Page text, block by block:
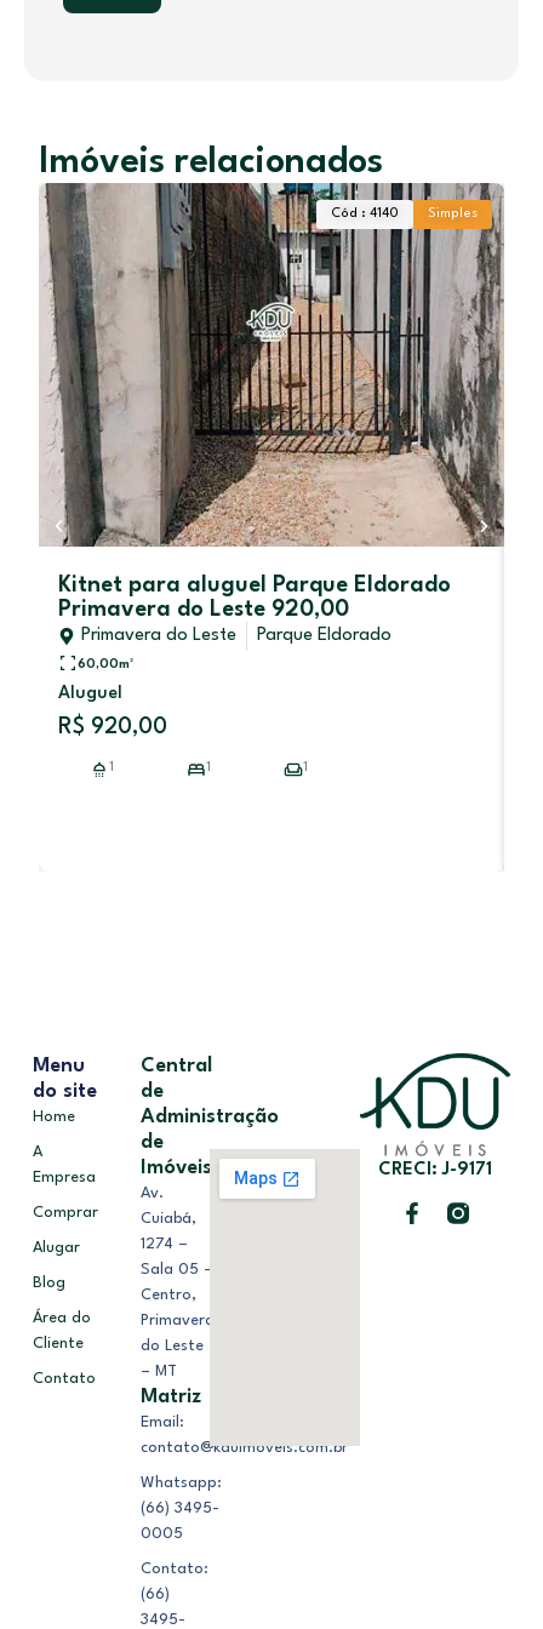
Imóveis relacionados
Cód : 4140 Simples
Kitnet para aluguel Parque Eldorado
Primavera do Leste 920,00
Primavera do Leste Parque Eldorado
60,00m²
Aluguel
R$ 920,00
1 1 1
CRECI: J-9171
Menu
do site
Home
A
Empresa
Comprar
Alugar
Blog
Área do
Cliente
Contato
Central
de
Administração
de
Imóveis
Av.
Cuiabá,
1274 –
Sala 05 –
Centro,
Primavera
do Leste
– MT
Matriz
Email:
contato@kduimoveis.com.br
Whatsapp:
(66) 3495-
0005
Contato:
(66)
3495-